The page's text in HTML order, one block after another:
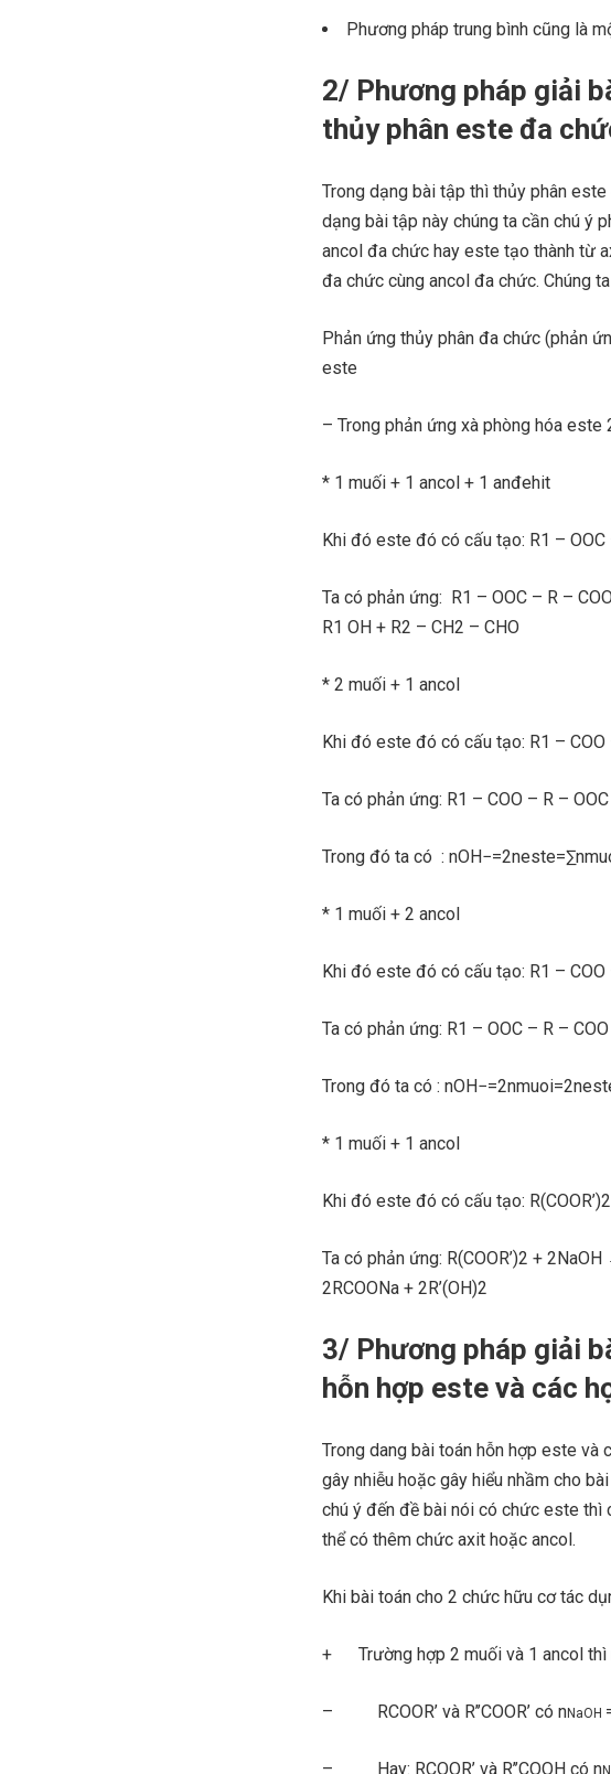
Phương pháp trung bình cũng là
2/ Phương pháp giải
thủy phân este đa
Trong dạng bài tập thì thủy phân
dạng bài tập này chúng ta cần chú ý
ancol đa chức hay este tạo thành từ
đa chức cùng ancol đa chức. Chúng
Phản ứng thủy phân đa chức (phản
este
– Trong phản ứng xà phòng hóa este
* 1 muối + 1 ancol + 1 anđehit
Khi đó este đó có cấu tạo: R1 – OOC
Ta có phản ứng: R1 – OOC – R –
R1 OH + R2 – CH2 – CHO
* 2 muối + 1 ancol
Khi đó este đó có cấu tạo: R1 – COO
Ta có phản ứng: R1 – COO – R –
Trong đó ta có :
* 1 muối + 2 ancol
Khi đó este đó có cấu tạo: R1 – COO
Ta có phản ứng: R1 – OOC – R –
Trong đó ta có :
* 1 muối + 1 ancol
Khi đó este đó có cấu tạo: R(COOR’)2
Ta có phản ứng: R(COOR’)2 +
2RCOONa + 2R’(OH)2
3/ Phương pháp giải
hỗn hợp este và các
Trong dang bài toán hỗn hợp este và
gây nhiễu hoặc gây hiểu nhầm cho
chú ý đến đề bài nói có chức este thì
thể có thêm chức axit hoặc ancol.
Khi bài toán cho 2 chức hữu cơ tác
+ Trường hợp 2 muối và 1 ancol thì
– RCOOR’ và R’’COOR’ có nNaOH
– Hay: RCOOR’ và R’’COOH có n